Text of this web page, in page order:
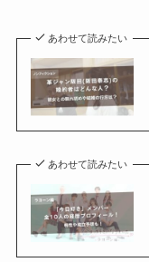
あわせて読みたい
あわせて読みたい